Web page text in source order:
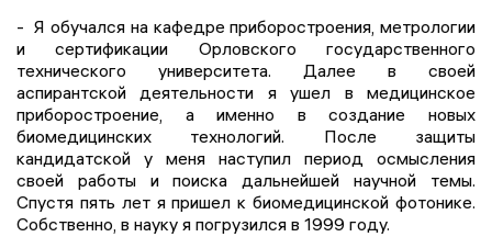
- Я обучался на кафедре приборостроения, метрологии
и сертификации Орловского государственного
технического университета. Далее в своей
аспирантской деятельности я ушел в медицинское
приборостроение, а именно в создание новых
биомедицинских технологий. После защиты
кандидатской у меня наступил период осмысления
своей работы и поиска дальнейшей научной темы.
Спустя пять лет я пришел к биомедицинской фотонике.
Собственно, в науку я погрузился в 1999 году.